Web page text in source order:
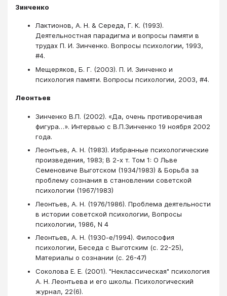
Зинченко
Лактионов, А. Н. & Середа, Г. К. (1993).
Деятельностная парадигма и вопросы памяти в
трудах П. И. Зинченко. Вопросы психологии, 1993,
#4.
Мещеряков, Б. Г. (2003). П. И. Зинченко и
психология памяти. Вопросы психологии, 2003, #4.
Леонтьев
Зинченко В.П. (2002). «Да, очень противоречивая
фигура…». Интервью с В.П.Зинченко 19 ноября 2002
года.
Леонтьев, А. Н. (1983). Избранные психологические
произведения, 1983; В 2-х т. Том 1: О Льве
Семеновиче Выготском (1934/1983) & Борьба за
проблему сознания в становлении советской
психологии (1967/1983)
Леонтьев, А. Н. (1976/1986). Проблема деятельности
в истории советской психологии, Вопросы
психологии, 1986, N 4
Леонтьев, А. Н. (1930-е/1994). Философия
психологии, Беседа с Выготским (с. 22-25),
Материалы о сознании (с. 26-47)
Соколова Е. Е. (2001). "Неклассическая" психология
А. Н. Леонтьева и его школы. Психологический
журнал, 22(6).